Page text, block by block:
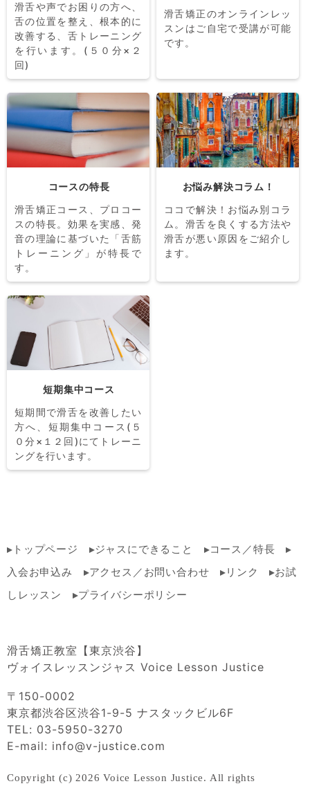
滑舌や声でお困りの方へ、
舌の位置を整え、根本的に
改善する、舌トレーニング
を行います。(５０分×２
回)
滑舌矯正のオンラインレッ
スンはご自宅で受講が可能
です。
コースの特長
滑舌矯正コース、プロコー
スの特長。効果を実感、発
音の理論に基づいた「舌筋
トレーニング」が特長で
す。
お悩み解決コラム！
ココで解決！お悩み別コラ
ム。滑舌を良くする方法や
滑舌が悪い原因をご紹介し
ます。
短期集中コース
短期間で滑舌を改善したい
方へ、短期集中コース(５
０分×１２回)にてトレーニ
ングを行います。
トップページ ジャスにできること コース／特長
入会お申込み アクセス／お問い合わせ リンク お試
しレッスン プライバシーポリシー
滑舌矯正教室【東京渋谷】
ヴォイスレッスンジャス Voice Lesson Justice
〒150-0002
東京都渋谷区渋谷1-9-5 ナスタックビル6F
TEL: 03-5950-3270
E-mail: info@v-justice.com
Copyright (c) 2026 Voice Lesson Justice. All rights